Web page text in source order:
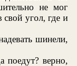
не мог
свой угол, где и
шинели,
верно,